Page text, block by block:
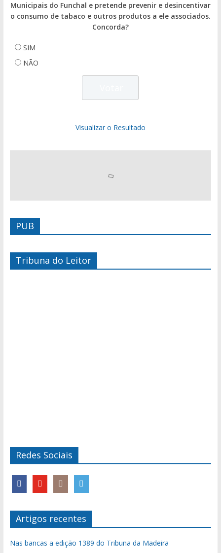
Municipais do Funchal e pretende prevenir e desincentivar
o consumo de tabaco e outros produtos a ele associados.
Concorda?
SIM
NÃO
Visualizar o Resultado
PUB
Tribuna do Leitor
Redes Sociais
Artigos recentes
Nas bancas a edição 1389 do Tribuna da Madeira